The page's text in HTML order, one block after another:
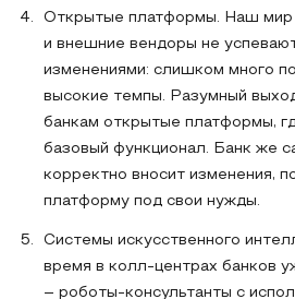
Открытые платформы. Наш мир
и внешние вендоры не
изменениями: слишком много
высокие темпы. Разумный
банкам открытые платформы,
базовый функционал. Банк же
корректно вносит изменения,
платформу под свои нужды.
Системы искусственного
время в колл-центрах банков
– роботы-консультанты с